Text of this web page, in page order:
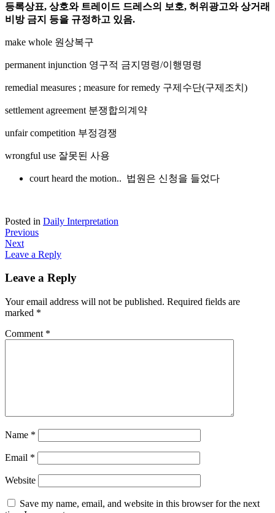
등록상표, 상호와 트레이드 드레스의 보호, 허위광고와 상거래
비방 금지 등을 규정하고 있음.
make whole 원상복구
permanent injunction 영구적 금지명령/이행명령
remedial measures ; measure for remedy 구제수단(구제조치)
settlement agreement 분쟁합의계약
unfair competition 부정경쟁
wrongful use 잘못된 사용
court heard the motion.. 법원은 신청을 들었다
Posted in Daily Interpretation
Post
navigation
Previous
Next
Leave a Reply
Leave a Reply
Your email address will not be published. Required fields are
marked *
Comment *
Name *
Email *
Website
Save my name, email, and website in this browser for the next